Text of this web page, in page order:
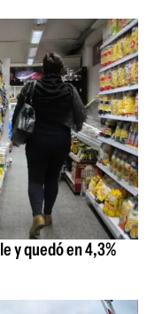
y quedó en 4,3%